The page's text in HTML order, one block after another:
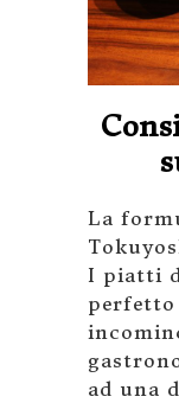
La
I piatti
ad una